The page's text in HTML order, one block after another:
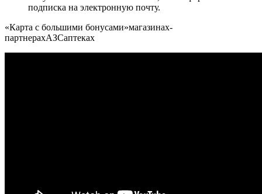
подписка на электронную почту.
«Карта с большими бонусами»магазинах-
партнерахАЗСаптеках